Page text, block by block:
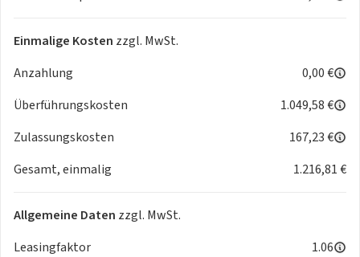
Ablagenpaket
M Sicherheitsgurte
Klimaautomatik
Deaktivierung Beifahrerairbag
DAB-Tuner
Teleservices
Gesetzlicher Notruf
ConnectedDrive Services
Einmalige Kosten zzgl. MwSt.
Anzahlung
0,00 €
Überführungskosten
1.049,58 €
Zulassungskosten
167,23 €
Gesamt, einmalig
1.216,81 €
Allgemeine Daten zzgl. MwSt.
Leasingfaktor
1.06